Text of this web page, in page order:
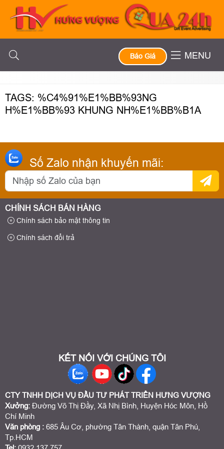
Báo Giá MENU
TAGS: %C4%91%E1%BB%93NG
H%E1%BB%93 KHUNG NH%E1%BB%B1A
Số Zalo nhận khuyến mãi:
CTY TNHH DỊCH VỤ ĐẦU TƯ PHÁT TRIỂN HƯNG VƯỢNG
Xưởng: Đường Võ Thị Đầy, Xã Nhị Bình, Huyện Hóc Môn, Hồ
Chí Minh
Văn phòng : 685 Âu Cơ, phường Tân Thành, quận Tân Phú,
Tp.HCM
CHÍNH SÁCH BÁN HÀNG
Chính sách bảo mật thông tin
Chính sách đổi trả
KẾT NỐI VỚI CHÚNG TÔI